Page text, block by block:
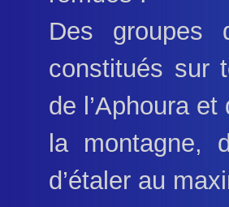
Des groupes
constitués sur
de l’Aphoura
la montagne,
d’étaler au